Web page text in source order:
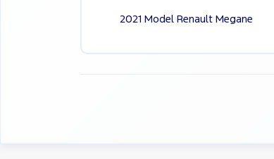
2021 Model Renault Megane